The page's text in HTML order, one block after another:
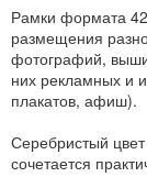
Рамки формата
размещения
фотографий,
них рекламных и
плакатов, афиш).
Серебристый
сочетается